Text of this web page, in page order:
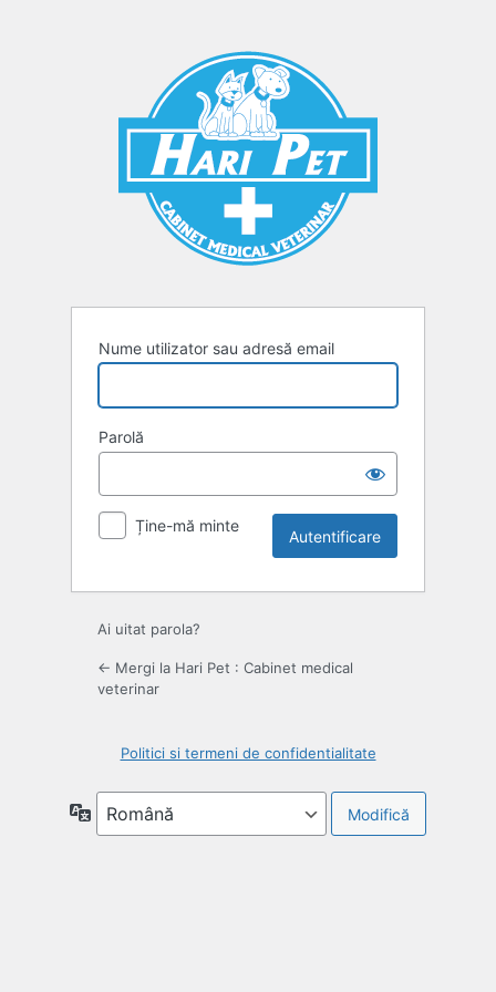
Nume utilizator sau adresă email
Parolă
Ține-mă minte
Ai uitat parola?
← Mergi la Hari Pet : Cabinet medical
veterinar
Politici si termeni de confidentialitate
Limbă